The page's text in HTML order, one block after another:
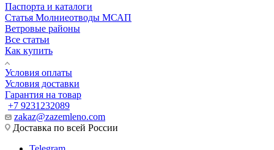
Паспорта и каталоги
Статья Молниеотводы МСАП
Ветровые районы
Все статьи
Как купить
Условия оплаты
Условия доставки
Гарантия на товар
+7 9231232089
zakaz@zazemleno.com
Доставка по всей России